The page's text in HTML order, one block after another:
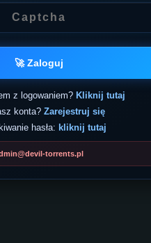
🚀 Zaloguj
z logowaniem? Kliknij tutaj
konta? Zarejestruj się
hasła: kliknij tutaj
torrents.pl